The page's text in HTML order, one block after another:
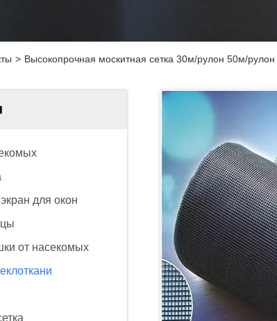
> Высокопрочная москитная сетка 30м/рулон 50м/рулон
для окон
от насекомых